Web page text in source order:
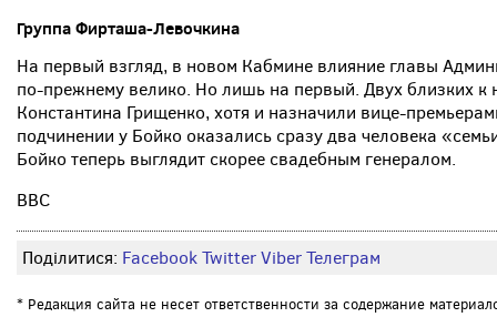
ГруппаФирташа-Левочкина
На первый взгляд, в новом Кабмине влияние главы
по-прежнему велико. Но лишь на первый. Двух близких
Константина Грищенко, хотя и назначили вице-
подчинении у Бойко оказались сразу два человека
Бойко теперь выглядит скорее свадебным генералом.
ВВС
Поділитися: FacebookTwitterViberТелеграм
* Редакция сайта не несет ответственности за содержание